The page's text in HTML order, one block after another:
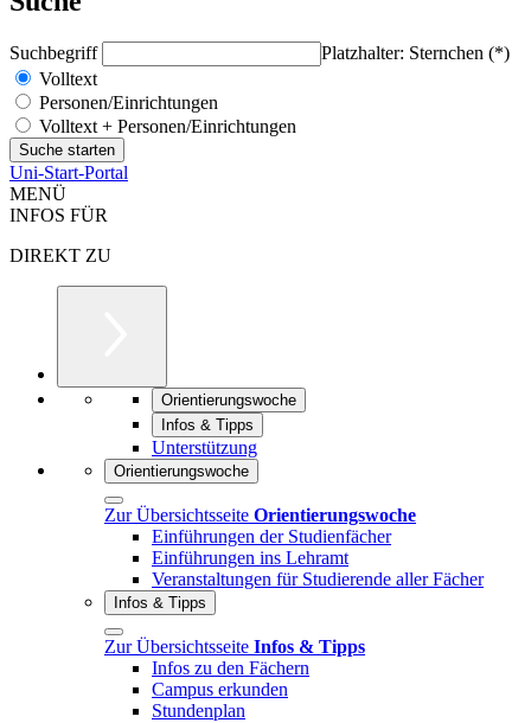
Suchbegriff
Platzhalter: Sternchen (*)
Volltext
Personen/Einrichtungen
Volltext + Personen/Einrichtungen
Uni-Start-Portal
MENÜ
INFOS FÜR
DIREKT ZU
Orientierungswoche
Infos & Tipps
Unterstützung
Orientierungswoche
Zur Übersichtsseite Orientierungswoche
Einführungen der Studienfächer
Einführungen ins Lehramt
Veranstaltungen für Studierende aller Fächer
Infos & Tipps
Zur Übersichtsseite Infos & Tipps
Infos zu den Fächern
Campus erkunden
Stundenplan